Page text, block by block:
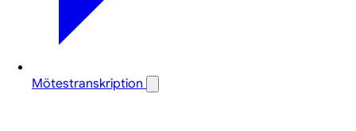
Mötestranskription